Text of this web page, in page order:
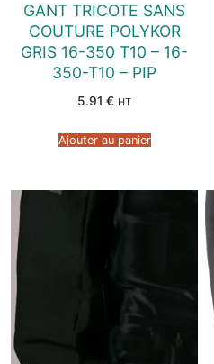
GANT TRICOTE SANS
COUTURE POLYKOR
GRIS 16-350 T10 – 16-
350-T10 – PIP
5.91 € HT
Ajouter au panier